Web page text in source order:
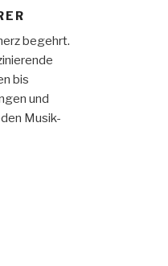
begehrt.
bis
und
Musik-